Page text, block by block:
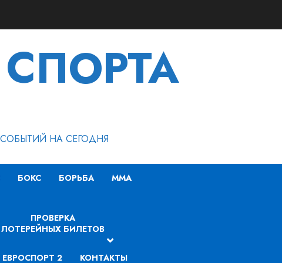
НА СЕГОДНЯ
БОКС БОРЬБА MMA
ПРОВЕРКА
ЛОТЕРЕЙНЫХ БИЛЕТОВ
ЕВРОСПОРТ 2 КОНТАКТЫ